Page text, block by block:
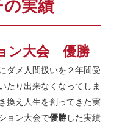
実績
ン大会 優勝
ダメ人間扱いを２年間受
たり出来なくなってしま
換え人生を創ってきた実
ョン大会で優勝した実績